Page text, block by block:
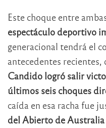
Este choque entre
espectáculo deportivo
generacional tendrá el
antecedentes recientes,
Candido logró salir
últimos seis choques
caída en esa racha fue
del Abierto de Australia